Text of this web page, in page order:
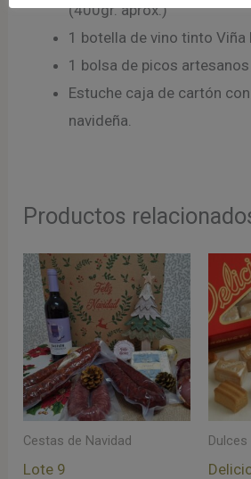
(400gr. aprox.)
1 botella de vino tinto Viña
1 bolsa de picos
Estuche caja de cartón
navideña.
Productos
Cestas de Navidad
Lote 9